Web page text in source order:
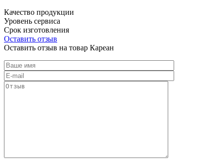
Качество продукции
Уровень сервиса
Срок изготовления
Оставить отзыв
Оставить отзыв на товар Кареан